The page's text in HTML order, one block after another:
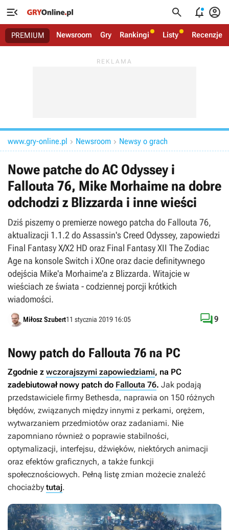
   
PREMIUM Newsroom Gry Rankingi Listy Recenzje
www.gry-online.pl  Newsroom  Newsy o grach
Nowe patche do AC Odyssey i
Fallouta 76, Mike Morhaime na dobre
odchodzi z Blizzarda i inne wieści
Dziś piszemy o premierze nowego patcha do Fallouta 76,
aktualizacji 1.1.2 do Assassin's Creed Odyssey, zapowiedzi
Final Fantasy X/X2 HD oraz Final Fantasy XII The Zodiac
Age na konsole Switch i XOne oraz dacie definitywnego
odejścia Mike'a Morhaime'a z Blizzarda. Witajcie w
wieściach ze świata - codziennej porcji krótkich
wiadomości.
Miłosz Szubert11 stycznia 2019 16:05 9
Nowy patch do Fallouta 76 na PC
Zgodnie z wczorajszymi zapowiedziami, na PC
zadebiutował nowy patch do Fallouta 76. Jak podają
przedstawiciele firmy Bethesda, naprawia on 150 różnych
błędów, związanych między innymi z perkami, orężem,
wytwarzaniem przedmiotów oraz zadaniami. Nie
zapomniano również o poprawie stabilności,
optymalizacji, interfejsu, dźwięków, niektórych animacji
oraz efektów graficznych, a także funkcji
społecznościowych. Pełną listę zmian możecie znaleźć
chociażby tutaj.